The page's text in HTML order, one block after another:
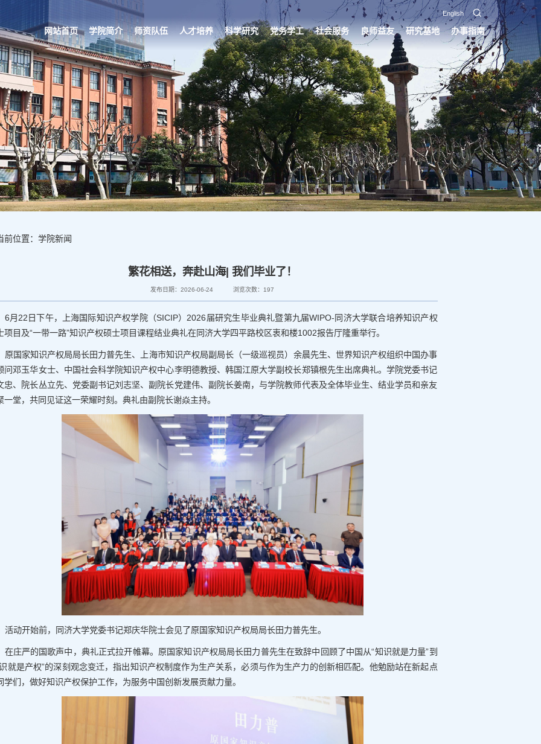
English
网站首页 学院简介 师资队伍 人才培养 科学研究 党务学工 社会服务 良师益友 研究基地 办事指南
前位置：学院新闻
繁花相送，奔赴山海| 我们毕业了！
发布日期：2026-06-24 浏览次数： 197
6月22日下午，上海国际知识产权学院（SICIP）2026届研究生毕业典礼暨第九届WIPO-同济大学联合培养知识产权
项目及“一带一路”知识产权硕士项目课程结业典礼在同济大学四平路校区衷和楼1002报告厅隆重举行。
原国家知识产权局局长田力普先生、上海市知识产权局副局长（一级巡视员）余晨先生、世界知识产权组织中国办事
问邓玉华女士、中国社会科学院知识产权中心李明德教授、韩国江原大学副校长郑镇根先生出席典礼。学院党委书记
忠、院长丛立先、党委副书记刘志坚、副院长党建伟、副院长姜南，与学院教师代表及全体毕业生、结业学员和亲友
一堂，共同见证这一荣耀时刻。典礼由副院长谢焱主持。
活动开始前，同济大学党委书记郑庆华院士会见了原国家知识产权局局长田力普先生。
在庄严的国歌声中，典礼正式拉开帷幕。原国家知识产权局局长田力普先生在致辞中回顾了中国从“知识就是力量”到
就是产权”的深刻观念变迁，指出知识产权制度作为生产关系，必须与作为生产力的创新相匹配。他勉励站在新起点
学们，做好知识产权保护工作，为服务中国创新发展贡献力量。